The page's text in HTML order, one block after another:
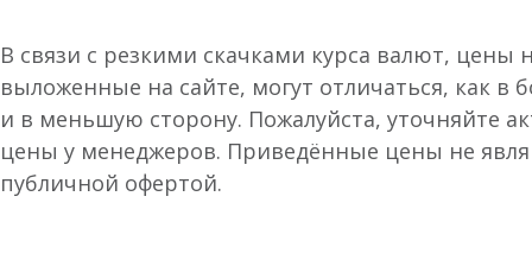
В связи с резкими скачками курса валют, цены
выложенные на сайте, могут отличаться, как в
и в меньшую сторону. Пожалуйста, уточняйте
цены у менеджеров. Приведённые цены не
публичной офертой.